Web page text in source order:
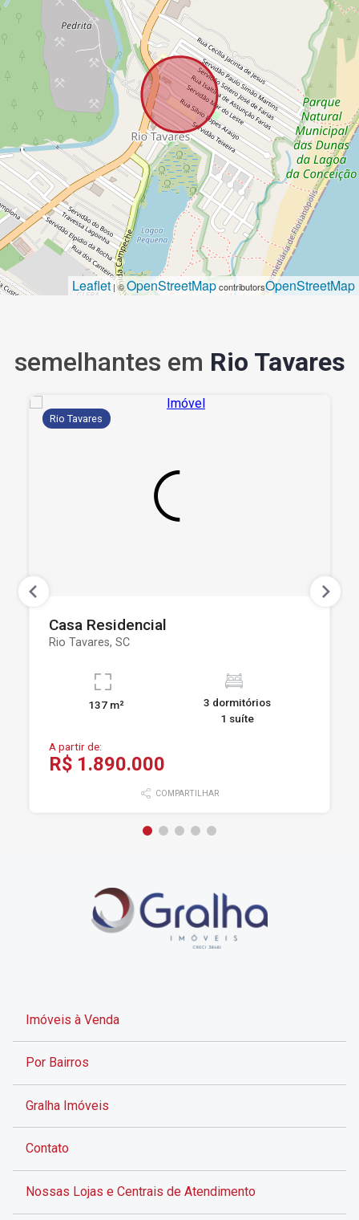
Leaflet | ©OpenStreetMapcontributorsOpenStreetMap
semelhantes em Rio Tavares
Rio Tavares
Casa Residencial
Rio Tavares, SC
137 m²
3 dormitórios
1 suíte
A partir de:
R$ 1.890.000
COMPARTILHAR
Imóveis à Venda
Por Bairros
Gralha Imóveis
Contato
Nossas Lojas e Centrais de Atendimento